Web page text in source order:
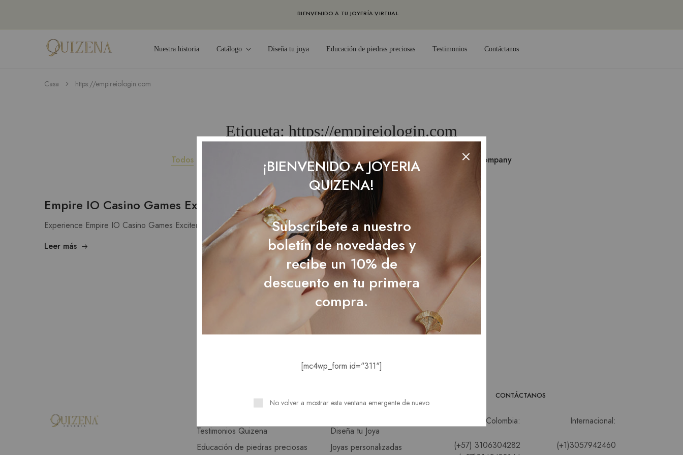
BIENVENIDO A TU JOYERÍA VIRTUAL
Joyería
Quizena
Nuestra historia Catálogo Diseña tu joya Educación de piedras preciosas Testimonios Contáctanos
Casa https://empireiologin.com
Etiqueta: https://empireiologin.com
Todos Business, Small Business Shop Fashion Company
Empire IO Casino Games Excitement Play Now
Experience Empire IO Casino Games Excitement Play Right Now empireiologin
Leer más
Mostrando
Testimonios Quizena
Educación de piedras preciosas
Diseña tu Joya
Joyas personalizadas
CONTÁCTANOS
Colombia:
(+57) 3106304282
Internacional:
(+1)3057942460
¡BIENVENIDO A JOYERIA
QUIZENA!
Subscríbete a nuestro
boletín de novedades y
recibe un 10% de
descuento en tu primera
compra.
[mc4wp_form id="311"]
No volver a mostrar esta ventana emergente de nuevo